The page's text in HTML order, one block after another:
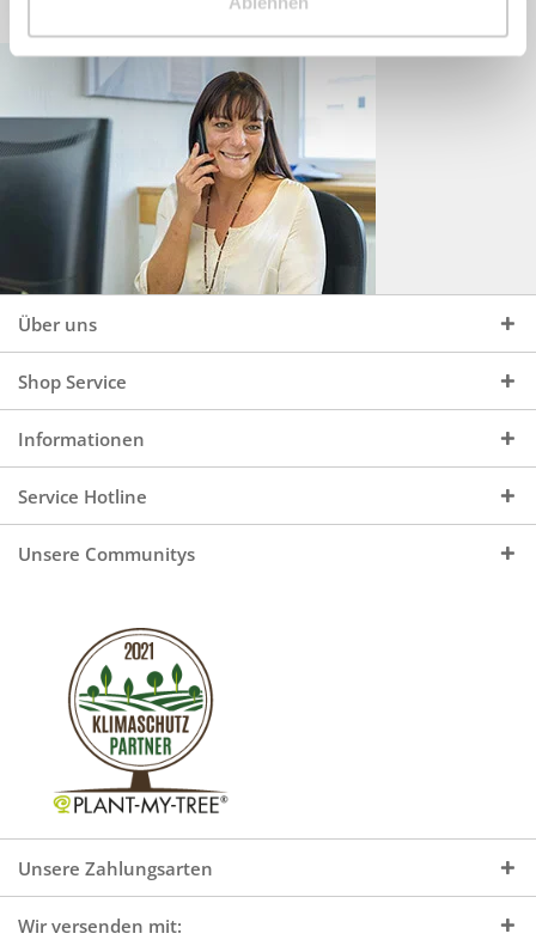
Über uns
Shop Service
Informationen
Service Hotline
Unsere Communitys
Unsere Zahlungsarten
Wir versenden mit: